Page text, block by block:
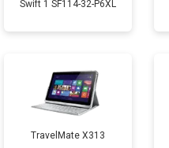
от 1750 ₽
Swift 1 SF114-32-P6XL
TravelMate X313